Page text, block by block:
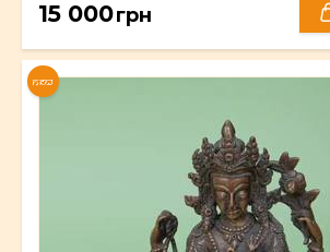
15 000грн
NEW